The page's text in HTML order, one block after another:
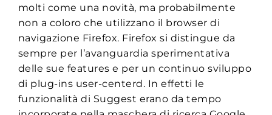
molti come una novità, ma probabilmente
non a coloro che utilizzano il browser di
navigazione Firefox. Firefox si distingue da
sempre per l’avanguardia sperimentativa
delle sue features e per un continuo sviluppo
di plug-ins user-centerd. In effetti le
funzionalità di Suggest erano da tempo